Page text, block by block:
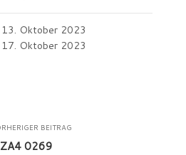
13. Oktober 2023
17. Oktober 2023
BEITRAG
ZA4 0269